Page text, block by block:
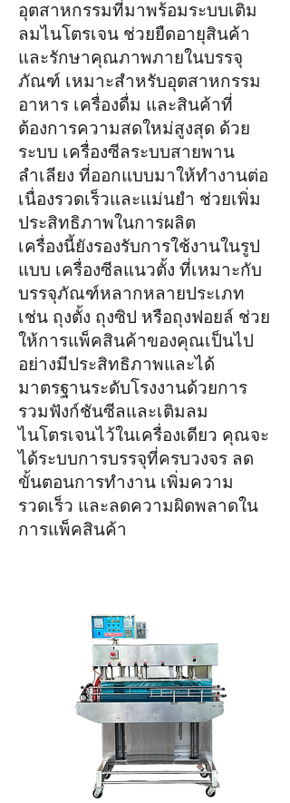
อุตสาหกรรมที่มาพร้อมระบบเติม
ลมไนโตรเจน ช่วยยืดอายุสินค้า
และรักษาคุณภาพภายในบรรจุ
ภัณฑ์ เหมาะสำหรับอุตสาหกรรม
อาหาร เครื่องดื่ม และสินค้าที่
ต้องการความสดใหม่สูงสุด ด้วย
ระบบ เครื่องซีลระบบสายพาน
ลำเลียง ที่ออกแบบมาให้ทำงานต่อ
เนื่องรวดเร็วและแม่นยำ ช่วยเพิ่ม
ประสิทธิภาพในการผลิต
เครื่องนี้ยังรองรับการใช้งานในรูป
แบบ เครื่องซีลแนวตั้ง ที่เหมาะกับ
บรรจุภัณฑ์หลากหลายประเภท
เช่น ถุงตั้ง ถุงซิป หรือถุงฟอยล์ ช่วย
ให้การแพ็คสินค้าของคุณเป็นไป
อย่างมีประสิทธิภาพและได้
มาตรฐานระดับโรงงานด้วยการ
รวมฟังก์ชันซีลและเติมลม
ไนโตรเจนไว้ในเครื่องเดียว คุณจะ
ได้ระบบการบรรจุที่ครบวงจร ลด
ขั้นตอนการทำงาน เพิ่มความ
รวดเร็ว และลดความผิดพลาดใน
การแพ็คสินค้า